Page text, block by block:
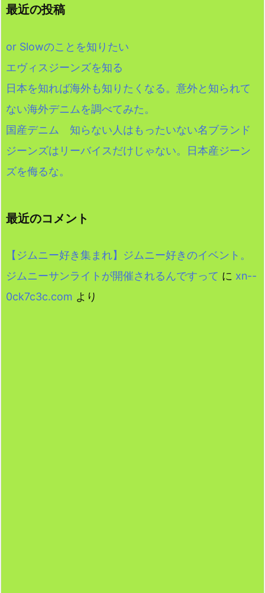
最近の投稿
or Slowのことを知りたい
エヴィスジーンズを知る
日本を知れば海外も知りたくなる。意外と知られて
ない海外デニムを調べてみた。
国産デニム 知らない人はもったいない名ブランド
ジーンズはリーバイスだけじゃない。日本産ジーン
ズを侮るな。
最近のコメント
【ジムニー好き集まれ】ジムニー好きのイベント。
ジムニーサンライトが開催されるんですって に xn--
0ck7c3c.com より